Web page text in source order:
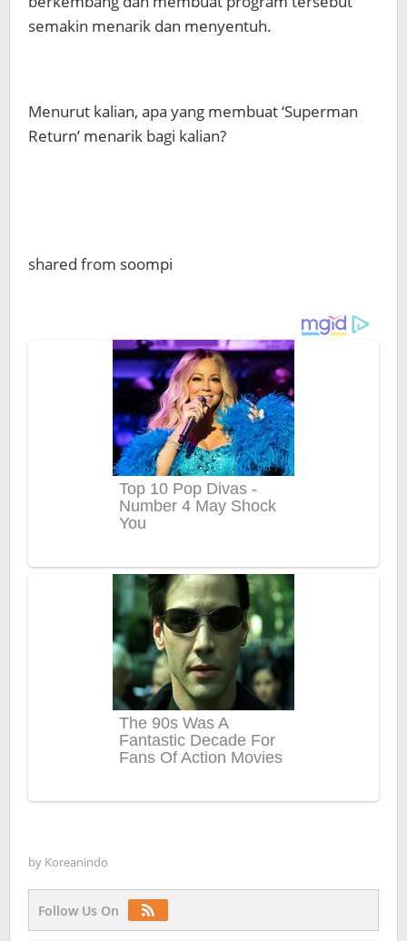
semakin menarik dan menyentuh.
Menurut kalian, apa yang membuat ‘Superman
Return’ menarik bagi kalian?
shared from soompi
by Koreanindo
Follow Us On